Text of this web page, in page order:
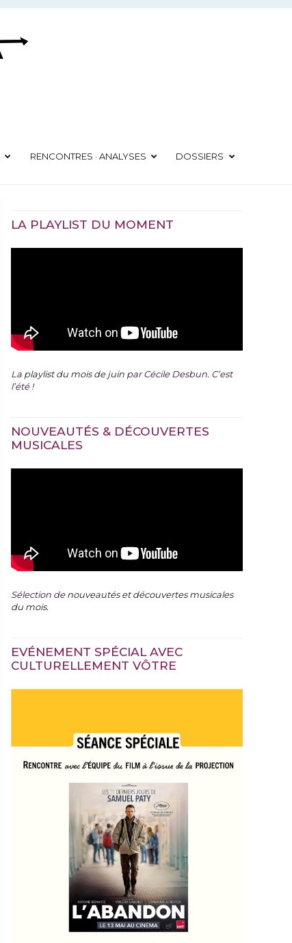
RENCONTRES · ANALYSES DOSSIERS
LA PLAYLIST DU MOMENT
La playlist du mois de juin par Cécile Desbun. C’est
l’été !
NOUVEAUTÉS & DÉCOUVERTES
MUSICALES
Sélection denouveautés et découvertes musicales
du mois.
EVÉNEMENT SPÉCIAL AVEC
CULTURELLEMENT VÔTRE